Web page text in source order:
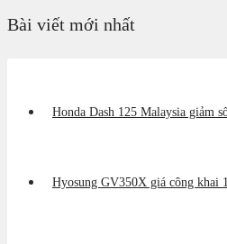
Bài viết mới nhất
Honda Dash 125 Malaysia giảm
Hyosung GV350X giá công khai